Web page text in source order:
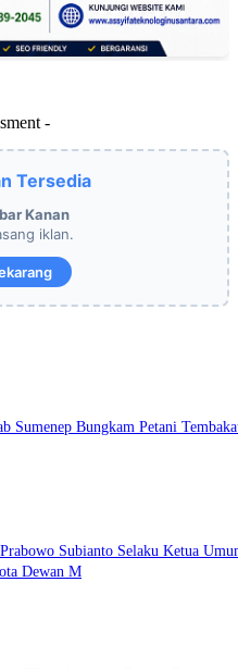
-
Tersedia
Kanan
iklan.
Sumenep Bungkam Petani
Subianto Selaku Ketua
Dewan M